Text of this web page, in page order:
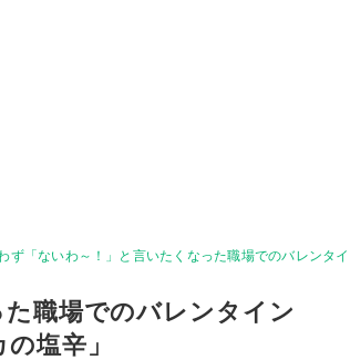
ず「ないわ～！」と言いたくなった職場でのバレンタ
職場でのバレンタイン
塩辛」